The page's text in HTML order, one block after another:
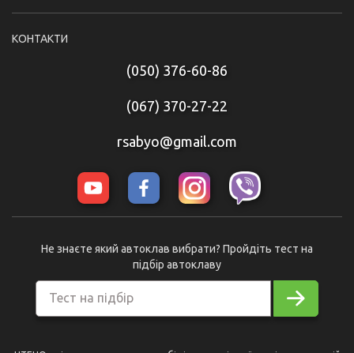
КОНТАКТИ
(050) 376-60-86
(067) 370-27-22
rsabyo@gmail.com
Тест на підбір
Не знаєте який автоклав вибрати? Пройдіть тест на
підбір автоклаву